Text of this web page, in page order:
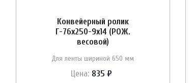
Конвейерный ролик
Г-76х250-9х14 (РОЖ.
весовой)
Для ленты шириной 650 мм
Цена: 835 ₽